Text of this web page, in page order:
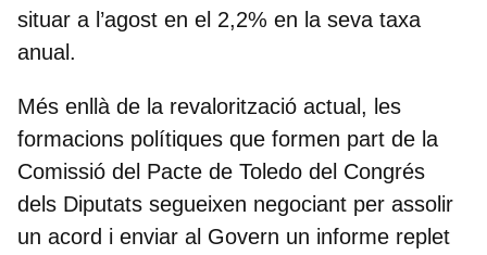
situar a l’agost en el 2,2% en la seva taxa
anual.
Més enllà de la revalorització actual, les
formacions polítiques que formen part de la
Comissió del Pacte de Toledo del Congrés
dels Diputats segueixen negociant per assolir
un acord i enviar al Govern un informe replet